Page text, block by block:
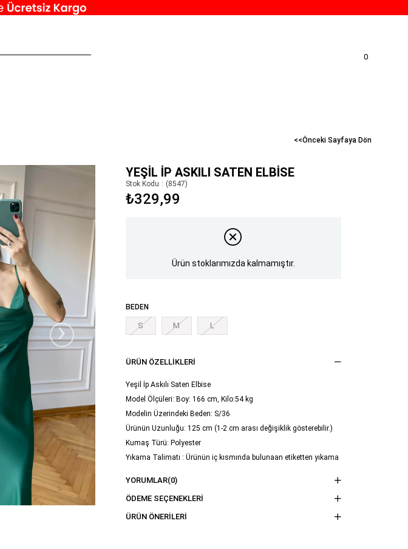
0
<<Önceki Sayfaya Dön
›
YEŞIL İP ASKILI SATEN ELBISE
Stok Kodu (8547)
₺329,99
Ürün stoklarımızda kalmamıştır.
BEDEN
S M L
ÜRÜN ÖZELLIKLERI
Yeşil İp Askılı Saten Elbise
Model Ölçüleri: Boy: 166 cm, Kilo:54 kg
Modelin Üzerindeki Beden: S/36
Ürünün Uzunluğu: 125 cm (1-2 cm arası değişiklik gösterebilir.)
Kumaş Türü: Polyester
Yıkama Talimatı : Ürünün iç kısmında bulunaan etiketten yıkama
YORUMLAR(0)
ÖDEME SEÇENEKLERI
ÜRÜN ÖNERILERI